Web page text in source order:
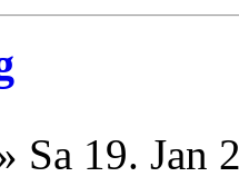
Sa 19. Jan